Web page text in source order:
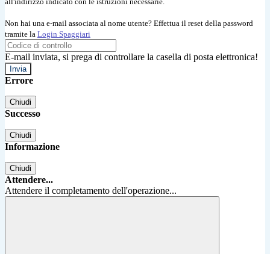
Non hai una e-mail associata al nome utente? Effettua il reset della password
tramite la Login Spaggiari
E-mail inviata, si prega di controllare la casella di posta elettronica!
Errore
Chiudi
Successo
Chiudi
Informazione
Chiudi
Attendere...
Attendere il completamento dell'operazione...